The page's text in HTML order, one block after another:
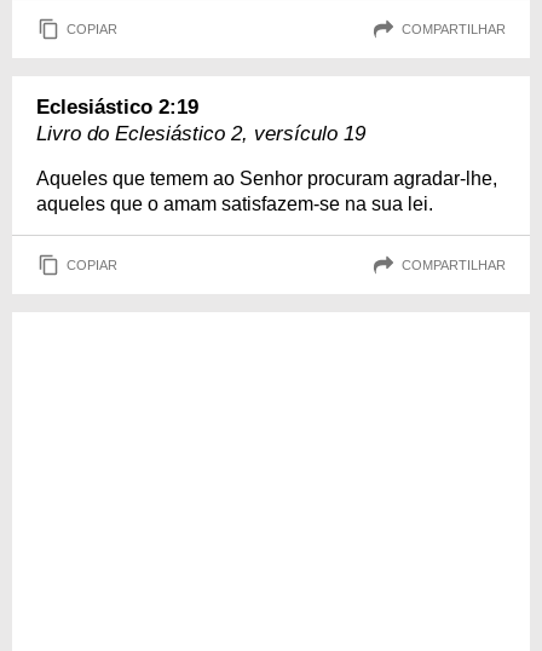
COPIAR COMPARTILHAR
Eclesiástico 2:19
Livro do Eclesiástico 2, versículo 19
Aqueles que temem ao Senhor procuram agradar-lhe,
aqueles que o amam satisfazem-se na sua lei.
COPIAR COMPARTILHAR